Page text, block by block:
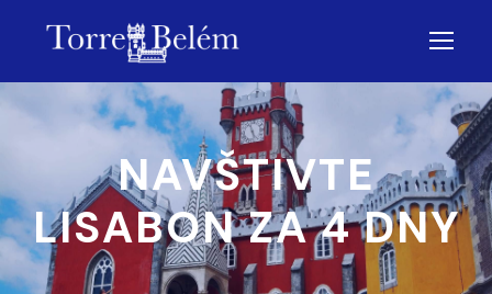
NAVŠTIVTE
LISABON ZA 4 DNY